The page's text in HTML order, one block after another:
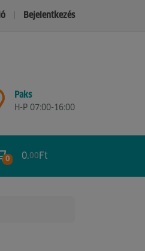
Bejelentkezés
Paks
H-P 07:00-16:00
0 0.00 Ft